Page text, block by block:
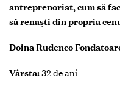
antreprenoriat, cum să
să renaști din propria
Doina Rudenco
Vârsta:32 de ani